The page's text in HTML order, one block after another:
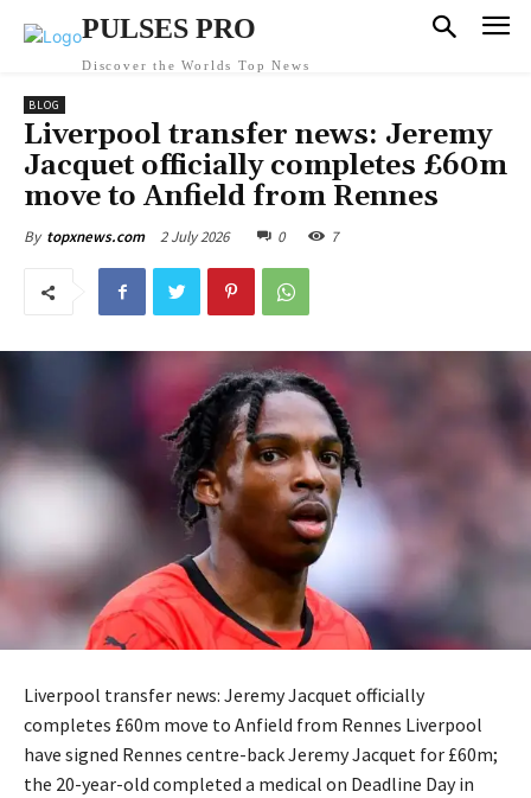
PULSES PRO
Discover the Worlds Top News
BLOG
Liverpool transfer news: Jeremy
Jacquet officially completes £60m
move to Anfield from Rennes
By topxnews.com 2 July 2026 0 7
Liverpool transfer news: Jeremy Jacquet officially
completes £60m move to Anfield from Rennes Liverpool
have signed Rennes centre-back Jeremy Jacquet for £60m;
the 20-year-old completed a medical on Deadline Day in